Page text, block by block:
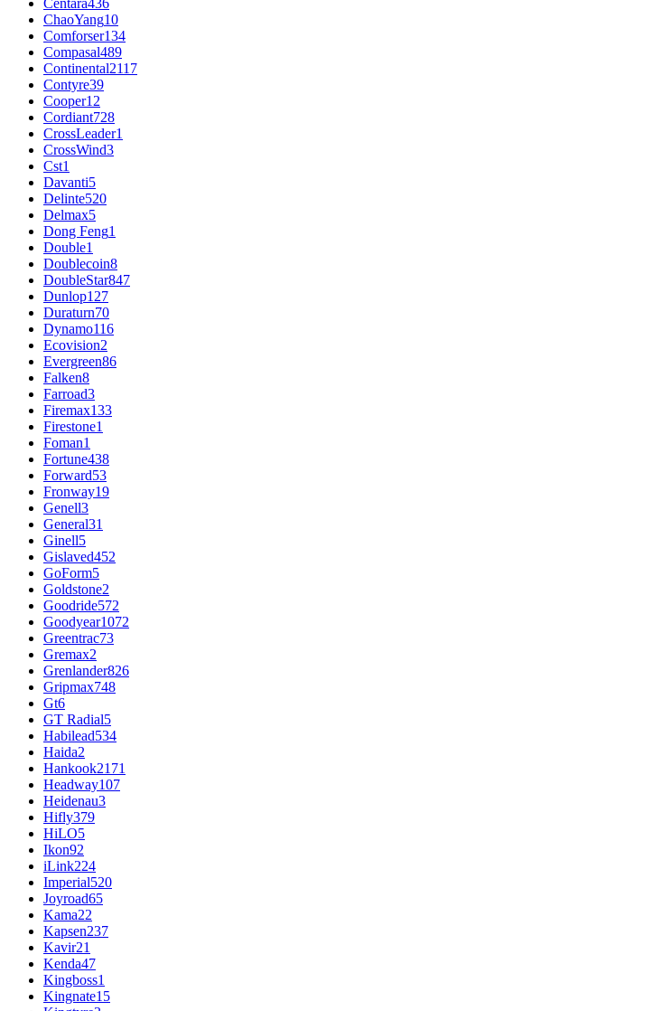
Centara436
ChaoYang10
Comforser134
Compasal489
Continental2117
Contyre39
Cooper12
Cordiant728
CrossLeader1
CrossWind3
Cst1
Davanti5
Delinte520
Delmax5
Dong Feng1
Double1
Doublecoin8
DoubleStar847
Dunlop127
Duraturn70
Dynamo116
Ecovision2
Evergreen86
Falken8
Farroad3
Firemax133
Firestone1
Foman1
Fortune438
Forward53
Fronway19
Genell3
General31
Ginell5
Gislaved452
GoForm5
Goldstone2
Goodride572
Goodyear1072
Greentrac73
Gremax2
Grenlander826
Gripmax748
Gt6
GT Radial5
Habilead534
Haida2
Hankook2171
Headway107
Heidenau3
Hifly379
HiLO5
Ikon92
iLink224
Imperial520
Joyroad65
Kama22
Kapsen237
Kavir21
Kenda47
Kingboss1
Kingnate15